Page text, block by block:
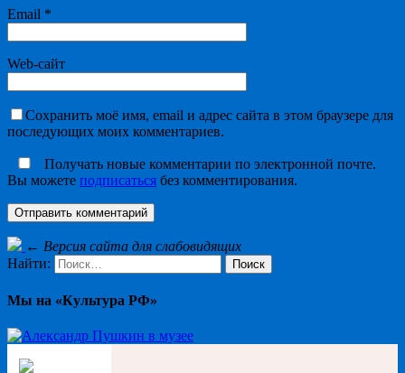
Email *
Web-сайт
Сохранить моё имя, email и адрес сайта в этом браузере для
последующих моих комментариев.
Получать новые комментарии по электронной почте.
Вы можете подписаться без комментирования.
← Версия сайта для слабовидящих
Найти:
Мы на «Культура РФ»